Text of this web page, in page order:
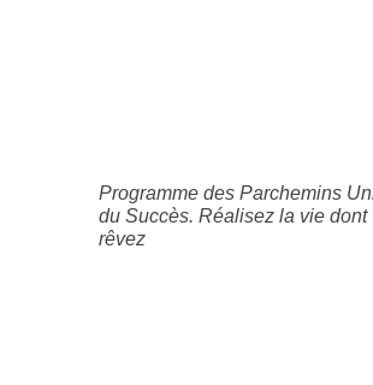
Programme des Parchemins
du Succès. Réalisez la vie dont
rêvez